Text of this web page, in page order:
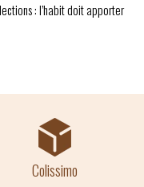
: l’habit doit apporter
Colissimo